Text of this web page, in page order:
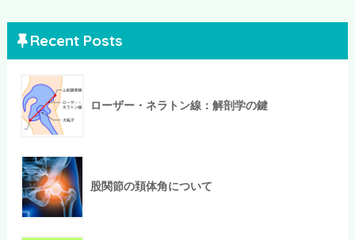
Recent Posts
ローザー・ネラトン線：解剖学の鍵
股関節の頚体角について